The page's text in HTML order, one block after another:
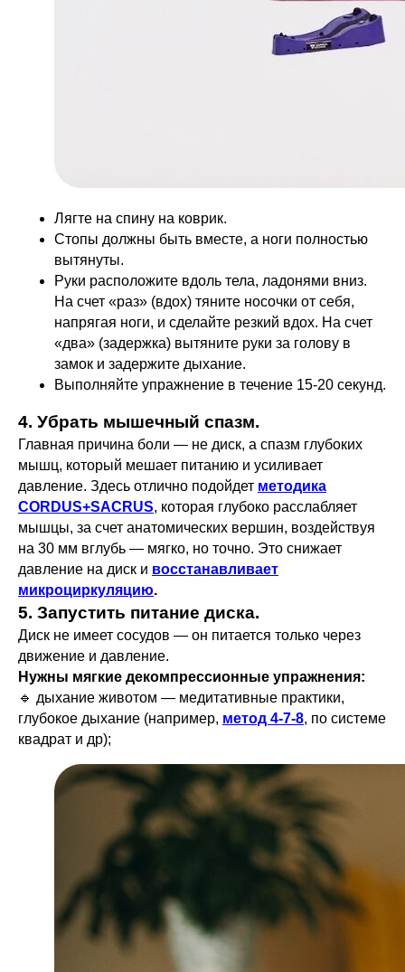
Лягте на спину на коврик.
Стопы должны быть вместе, а ноги полностью
вытянуты.
Руки расположите вдоль тела, ладонями вниз.
На счет «раз» (вдох) тяните носочки от себя,
напрягая ноги, и сделайте резкий вдох. На счет
«два» (задержка) вытяните руки за голову в
замок и задержите дыхание.
Выполняйте упражнение в течение 15-20 секунд.
4. Убрать мышечный спазм.
Главная причина боли — не диск, а спазм глубоких
мышц, который мешает питанию и усиливает
давление. Здесь отлично подойдет методика
CORDUS+SACRUS, которая глубоко расслабляет
мышцы, за счет анатомических вершин, воздействуя
на 30 мм вглубь — мягко, но точно. Это снижает
давление на диск и восстанавливает
микроциркуляцию.
5. Запустить питание диска.
Диск не имеет сосудов — он питается только через
движение и давление.
Нужны мягкие декомпрессионные упражнения:
🔹 дыхание животом — медитативные практики,
глубокое дыхание (например, метод 4-7-8, по системе
квадрат и др);